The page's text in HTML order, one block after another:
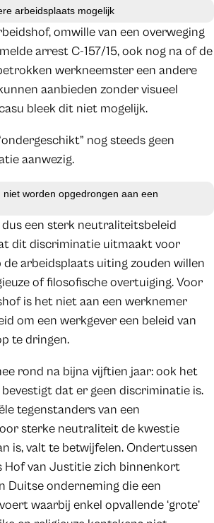
arbeidsplaats mogelijk
omwille van een overweging
arrest C-157/15, ook nog na of de
werkneemster een andere
aanbieden zonder visueel
bleek dit niet mogelijk.
nog steeds geen
aanwezig.
niet worden opgedrongen aan een
dus een sterk neutraliteitsbeleid
dit discriminatie uitmaakt voor
arbeidsplaats uiting zouden willen
of filosofische overtuiging. Voor
is het niet aan een werknemer
om een werkgever een beleid van
te dringen.
rond na bijna vijftien jaar: ook het
dat er geen discriminatie is.
tegenstanders van een
sterke neutraliteit de kwestie
is, valt te betwijfelen. Ondertussen
Hof van Justitie zich binnenkort
Duitse onderneming die een
waarbij enkel opvallende ‘grote’